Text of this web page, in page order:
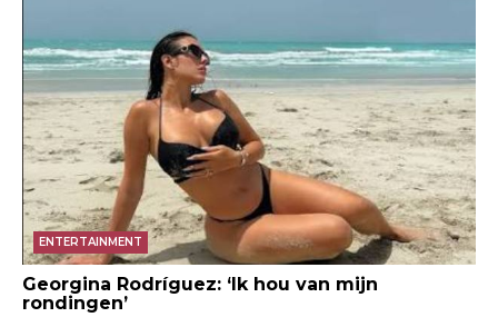
ENTERTAINMENT
Georgina Rodríguez: ‘Ik hou van mijn
rondingen’